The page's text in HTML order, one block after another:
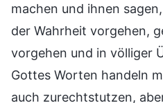
machen und ihnen
der Wahrheit vorgehen,
vorgehen und in völliger
Gottes Worten handeln
auch zurechtstutzen,